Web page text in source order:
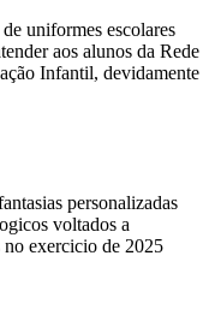
uniformes escolares
aos alunos da Rede
Infantil, devidamente
personalizadas
voltados a
exercicio de 2025